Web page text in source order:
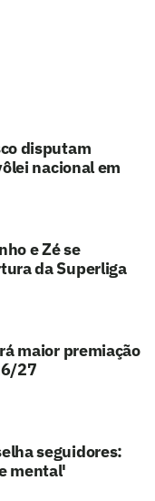
disputam
nacional em
e Zé se
da Superliga
maior premiação
27
seguidores:
mental'